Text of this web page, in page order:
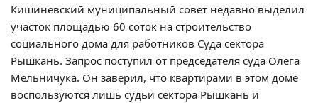
Кишиневский муниципальный совет недавно выделил
участок площадью 60 соток на строительство
социального дома для работников Суда сектора
Рышкань. Запрос поступил от председателя суда Олега
Мельничука. Он заверил, что квартирами в этом доме
воспользуются лишь судьи сектора Рышкань и